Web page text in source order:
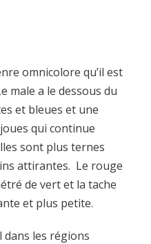
omnicolore qu’il est
male a le dessous du
et bleues et une
qui continue
sont plus ternes
attirantes. Le rouge
de vert et la tache
et plus petite.
les régions